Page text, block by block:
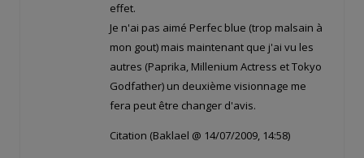
effet.
Je n'ai pas aimé Perfec blue (trop malsain à
mon gout) mais maintenant que j'ai vu les
autres (Paprika, Millenium Actress et Tokyo
Godfather) un deuxième visionnage me
fera peut être changer d'avis.
Citation (Baklael @ 14/07/2009, 14:58)